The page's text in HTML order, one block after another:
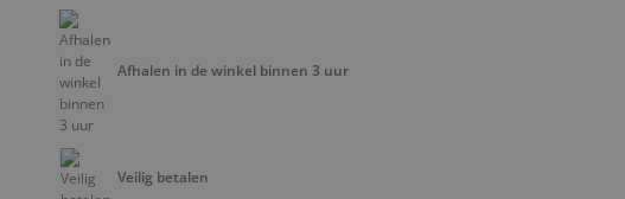
Afhalen in de winkel binnen 3 uur
Veilig betalen